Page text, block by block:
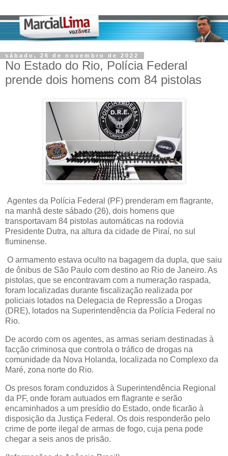
sábado, 26 de novembro de 2022
No Estado do Rio, Polícia Federal
prende dois homens com 84 pistolas
Agentes da Polícia Federal (PF) prenderam em flagrante,
na manhã deste sábado (26), dois homens que
transportavam 84 pistolas automáticas na rodovia
Presidente Dutra, na altura da cidade de Piraí, no sul
fluminense.
O armamento estava oculto na bagagem da dupla, que saiu
de ônibus de São Paulo com destino ao Rio de Janeiro. As
pistolas, que se encontravam com a numeração raspada,
foram localizadas durante fiscalização realizada por
policiais lotados na Delegacia de Repressão a Drogas
(DRE), lotados na Superintendência da Polícia Federal no
Rio.
De acordo com os agentes, as armas seriam destinadas à
facção criminosa que controla o tráfico de drogas na
comunidade da Nova Holanda, localizada no Complexo da
Maré, zona norte do Rio.
Os presos foram conduzidos à Superintendência Regional
da PF, onde foram autuados em flagrante e serão
encaminhados a um presídio do Estado, onde ficarão à
disposição da Justiça Federal. Os dois responderão pelo
crime de porte ilegal de armas de fogo, cuja pena pode
chegar a seis anos de prisão.